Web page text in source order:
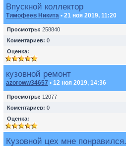
Впускной коллектор
Тимофеев Никита • 21 ноя 2019, 11:20
Просмотры: 258840
Коментариев: 0
Оценка:
кузовной ремонт
azoroww34657 • 12 ноя 2019, 14:36
Просмотры: 12077
Коментариев: 0
Оценка:
Кузовной цех мне понравился.